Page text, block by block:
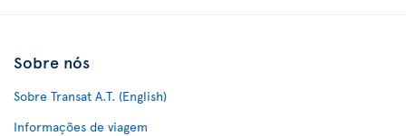
Sobre nós
Sobre Transat A.T. (English)
Informações de viagem